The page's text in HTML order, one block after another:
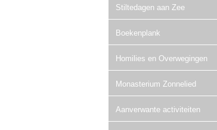
Stiltedagen aan Zee
Boekenplank
Homilies en Overwegingen
Monasterium Zonnelied
Aanverwante activiteiten